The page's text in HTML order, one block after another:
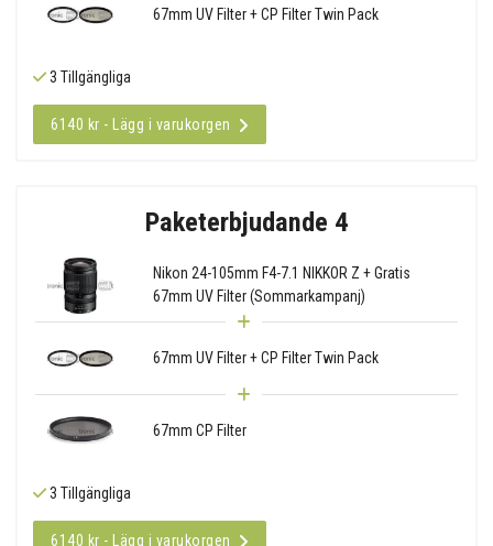
67mm UV Filter + CP Filter Twin Pack
3 Tillgängliga
6140 kr - Lägg i varukorgen
Paketerbjudande 4
Nikon 24-105mm F4-7.1 NIKKOR Z + Gratis
67mm UV Filter (Sommarkampanj)
67mm UV Filter + CP Filter Twin Pack
67mm CP Filter
3 Tillgängliga
6140 kr - Lägg i varukorgen